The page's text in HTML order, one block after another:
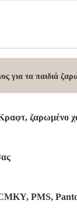
για τα παιδιά
ζαρωμένο
PMS,